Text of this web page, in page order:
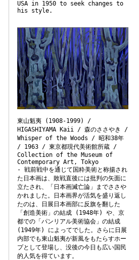
USA in 1950 to seek changes to
his style.
東山魁夷 (1908-1999) /
HIGASHIYAMA Kaii / 森のささやき /
Whisper of the Woods / 昭和38年
/ 1963 / 東京都現代美術館所蔵 /
Collection of the Museum of
Contemporary Art, Tokyo
- 戦前戦中を通じて国粋美術と称揚され
た日本画は、敗戦直後には批判の矢面に
立たされ、「日本画滅亡論」までささや
かれました。日本画界が活気を盛り返し
たのは、日展日本画部に反旗を翻した
「創造美術」の結成 (1948年) や、京
都での「パンリアル美術協会」の結成
(1949年) によってでした。さらに日展
内部でも東山魁夷が新風をもたらすホー
プとして登場し、没後の今日も広い国民
的人気を得ています。